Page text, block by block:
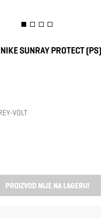
SUNRAY PROTECT
VOLT
PROIZVOD NIJE NA LAGERU!